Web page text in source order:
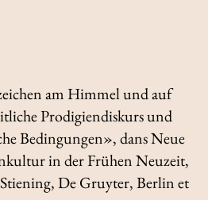
am Himmel und auf
Prodigiendiskurs und
Bedingungen», dansNeue
in der Frühen Neuzeit,
De Gruyter, Berlin et